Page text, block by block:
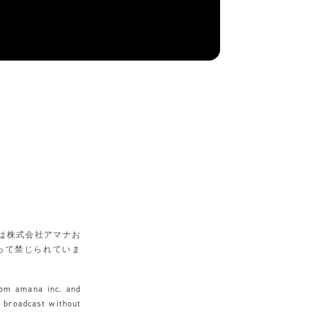
株式会社アマナお
禁じられていま
amana inc. and
without